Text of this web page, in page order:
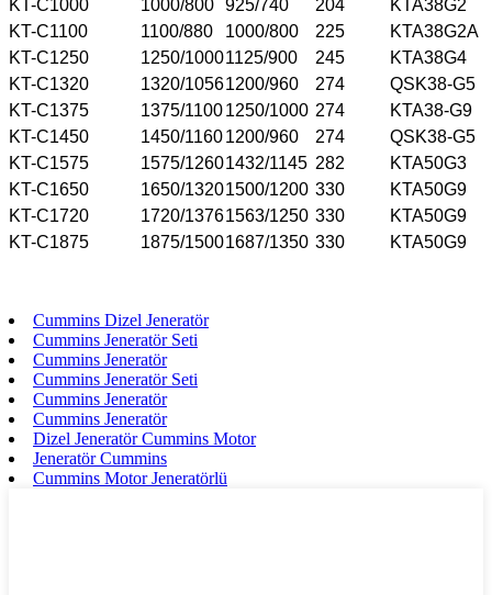
KT-C1000 1000/800 925/740 204
KTA38G2
KT-C1100
1100/880 1000/800 225
KTA38G2A
KT-C1250
1250/10001125/900 245
KTA38G4
KT-C1320
1320/10561200/960 274
QSK38-G5
KT-C1375
1375/11001250/1000 274
KTA38-G9
KT-C1450
1450/11601200/960 274
QSK38-G5
KT-C1575
1575/12601432/1145 282
KTA50G3
KT-C1650
1650/13201500/1200 330
KTA50G9
KT-C1720
1720/13761563/1250 330
KTA50G9
KT-C1875
1875/15001687/1350 330 KTA50G9
Cummins Dizel Jeneratör
Cummins Jeneratör Seti
Cummins Jeneratör
Cummins Jeneratör Seti
Cummins Jeneratör
Cummins Jeneratör
Dizel Jeneratör Cummins Motor
Jeneratör Cummins
Cummins Motor Jeneratörlü